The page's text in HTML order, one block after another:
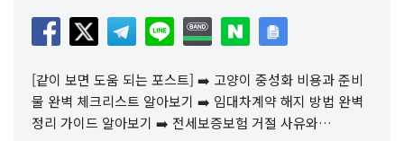
[같이 보면 도움 되는 포스트] ➡️ 고양이 중성화 비용과 준비
물 완벽 체크리스트 알아보기 ➡️ 임대차계약 해지 방법 완벽
정리 가이드 알아보기 ➡️ 전세보증보험 거절 사유와…